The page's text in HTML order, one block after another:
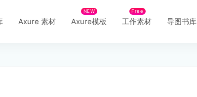
Axure 素材 Axure模板
NEW
工作素材
Free
导图书库